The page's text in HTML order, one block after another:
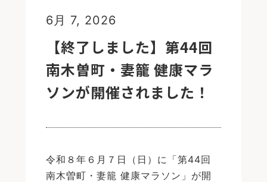
6月 7, 2026
【終了しました】第44回
南木曽町・妻籠 健康マラ
ソンが開催されました！
令和８年６月７日（日）に「第44回
南木曽町・妻籠 健康マラソン」が開